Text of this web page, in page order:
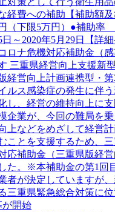
経費への補助【補助額
（下限5万円）●補助率
日～2020年5月29日【詳
ロナ危機対応補助金（感
三重県経営向上支援新
経営向上計画連携型・
ルス感染症の発生に伴
し、経営の維持向上に
企業が、今回の難局を乗
上などをめざして経営
ことを支援するため、
応補助金（三重県版経
た。※本補助金の第1回
者が決定していますが
三重県緊急総合対策に
が開始